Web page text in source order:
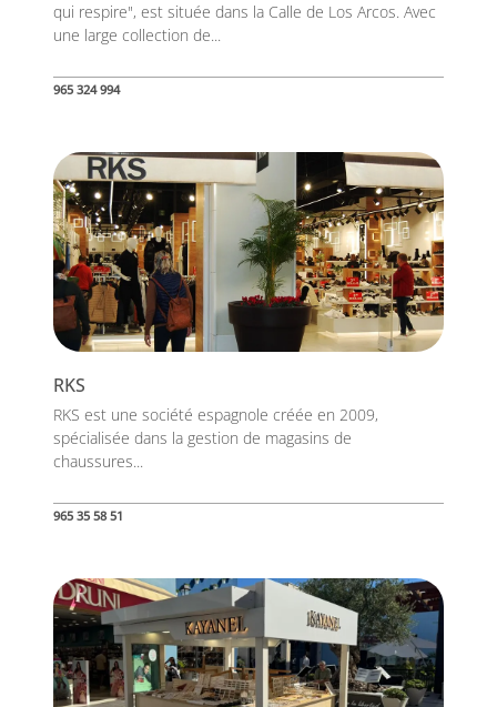
qui respire", est située dans la Calle de Los Arcos. Avec
une large collection de...
965 324 994
RKS
RKS est une société espagnole créée en 2009,
spécialisée dans la gestion de magasins de
chaussures...
965 35 58 51